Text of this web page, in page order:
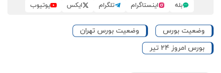
بله
اینستاگرام تلگرام ایکس یوتیوب
وضعیت بورس
وضعیت بورس تهران
بورس امروز 24 تیر